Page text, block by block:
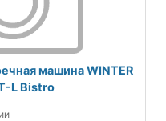
машина WINTER
L Bistro